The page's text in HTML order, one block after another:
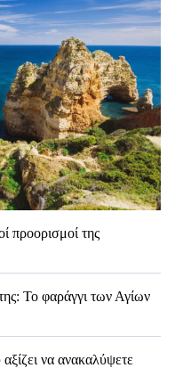
προορισμοί της
Το φαράγγι των Αγίων
να ανακαλύψετε